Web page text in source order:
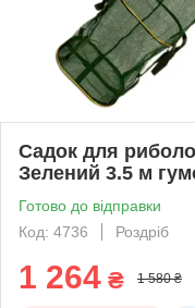
Садок для
Зелений 3.5 м
Готово до відправки
Код: 4736
Роздріб
1 264 ₴ 1 580 ₴